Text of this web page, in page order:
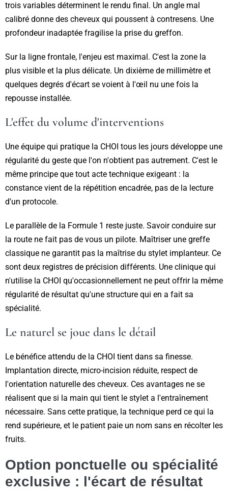
trois variables déterminent le rendu final. Un angle mal
calibré donne des cheveux qui poussent à contresens. Une
profondeur inadaptée fragilise la prise du greffon.
Sur la ligne frontale, l'enjeu est maximal. C'est la zone la
plus visible et la plus délicate. Un dixième de millimètre et
quelques degrés d'écart se voient à l'œil nu une fois la
repousse installée.
L'effet du volume d'interventions
Une équipe qui pratique la CHOI tous les jours développe une
régularité du geste que l'on n'obtient pas autrement. C'est le
même principe que tout acte technique exigeant : la
constance vient de la répétition encadrée, pas de la lecture
d'un protocole.
Le parallèle de la Formule 1 reste juste. Savoir conduire sur
la route ne fait pas de vous un pilote. Maîtriser une greffe
classique ne garantit pas la maîtrise du stylet implanteur. Ce
sont deux registres de précision différents. Une clinique qui
n'utilise la CHOI qu'occasionnellement ne peut offrir la même
régularité de résultat qu'une structure qui en a fait sa
spécialité.
Le naturel se joue dans le détail
Le bénéfice attendu de la CHOI tient dans sa finesse.
Implantation directe, micro-incision réduite, respect de
l'orientation naturelle des cheveux. Ces avantages ne se
réalisent que si la main qui tient le stylet a l'entraînement
nécessaire. Sans cette pratique, la technique perd ce qui la
rend supérieure, et le patient paie un nom sans en récolter les
fruits.
Option ponctuelle ou spécialité
exclusive : l'écart de résultat